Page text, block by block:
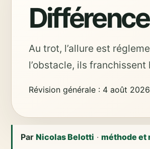
Au trot, l’allure est
l’obstacle, ils
Révision générale : 4 août 2026
ParNicolas Belotti ·méthode et